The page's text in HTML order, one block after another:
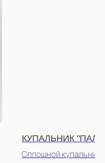
КУПАЛЬНИК
Сплошной купальник